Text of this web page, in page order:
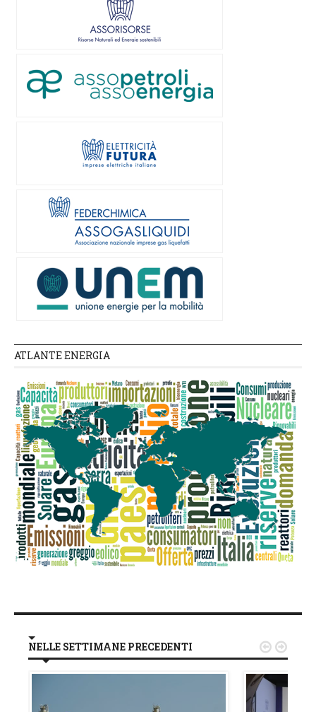
ATLANTE ENERGIA
NELLE SETTIMANE PRECEDENTI  